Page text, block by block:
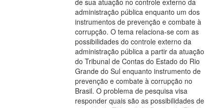
de sua atuação no controle externo da
administração pública enquanto um dos
instrumentos de prevenção e combate à
corrupção. O tema relaciona-se com as
possibilidades do controle externo da
administração pública a partir da atuação
do Tribunal de Contas do Estado do Rio
Grande do Sul enquanto instrumento de
prevenção e combate à corrupção no
Brasil. O problema de pesquisa visa
responder quais são as possibilidades de